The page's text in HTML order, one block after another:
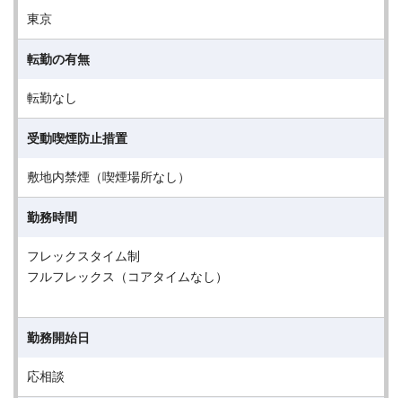
東京
転勤の有無
転勤なし
受動喫煙防止措置
敷地内禁煙（喫煙場所なし）
勤務時間
フレックスタイム制
フルフレックス（コアタイムなし）
勤務開始日
応相談